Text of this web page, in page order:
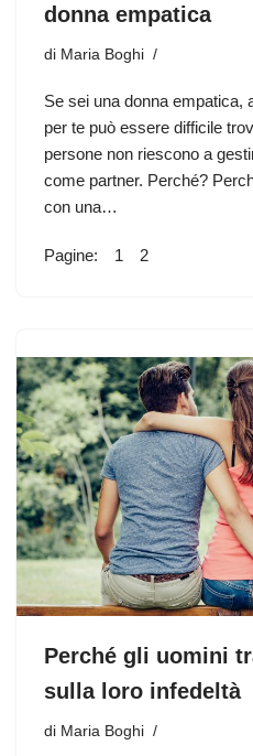
donna empatica
di Maria Boghi
Se sei una donna empatica,
per te può essere difficile
persone non riescono a
come partner. Perché?
con una…
Pagine: 1 2
Perché gli uomini
sulla loro infedeltà
di Maria Boghi